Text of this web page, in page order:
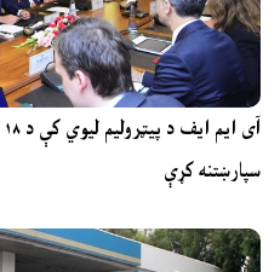
سپارښتنه کړې